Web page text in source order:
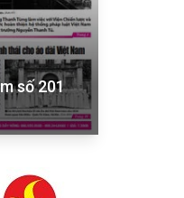
số 201